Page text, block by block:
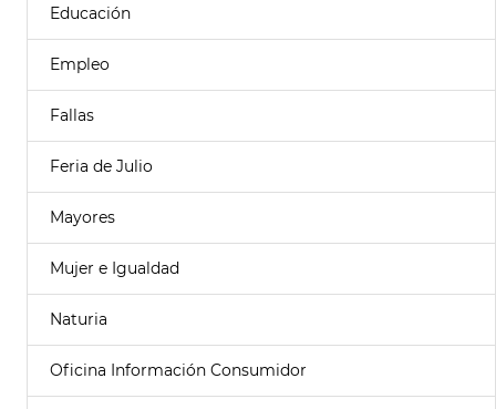
Educación
Empleo
Fallas
Feria de Julio
Mayores
Mujer e Igualdad
Naturia
Oficina Información Consumidor